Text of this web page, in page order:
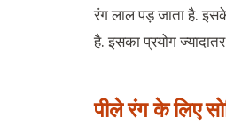
रंग लाल पड़ जाता है.
है. इसका प्रयोग
पीले रंग के लिए